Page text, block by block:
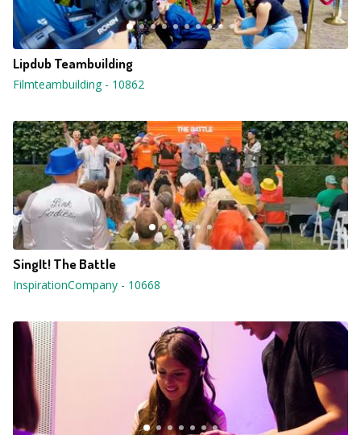
Lipdub Teambuilding
Filmteambuilding- 10862
SingIt! The Battle
InspirationCompany - 10668